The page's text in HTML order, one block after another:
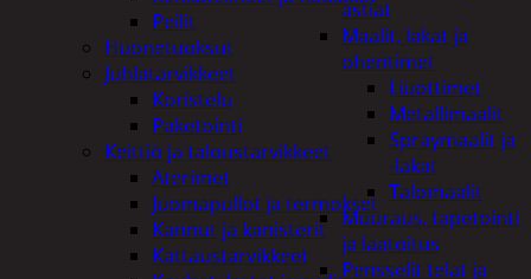
astiat
Maalit, lakat ja
ohentimet
Liuottimet
Metallimaalit
Spraymaalit ja
-lakat
Talomaalit
Muuraus, tapetointi
ja laatoitus
Pensselit telat ja
Peilit
Huonetuoksut
Juhlatarvikkeet
Koristelu
Paketointi
Keittiö ja taloustarvikkeet
Aterimet
Juomapullot ja termokset
Kannut ja kanisterit
Kattaustarvikkeet